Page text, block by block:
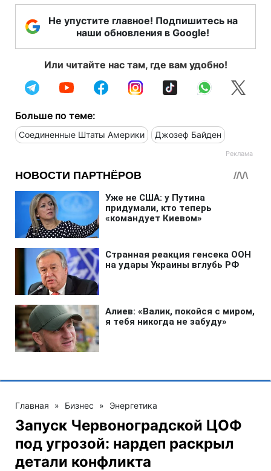
Не упустите главное! Подпишитесь на
наши обновления в Google!
Или читайте нас там, где вам удобно!
Больше по теме:
Соединенные Штаты Америки Джозеф Байден
Главная » Бизнес » Энергетика
Запуск Червоноградской ЦОФ
под угрозой: нардеп раскрыл
детали конфликта